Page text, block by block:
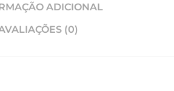
ADICIONAL
(0)